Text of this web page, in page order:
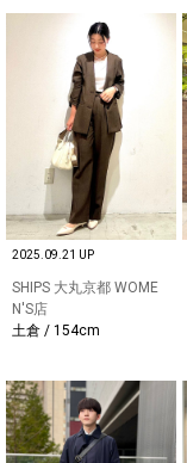
2025.09.21 UP
SHIPS 大丸京都 WOME
N'S店
土倉 / 154cm